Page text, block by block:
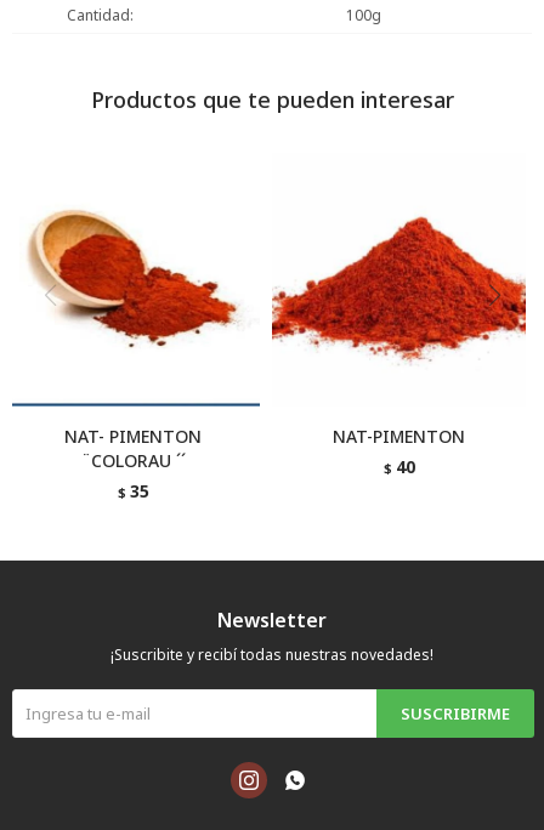
Cantidad
100g
Productos que te pueden interesar
NAT- PIMENTON
¨COLORAU ´´
$ 35
NAT-PIMENTON
$ 40
Newsletter
¡Suscribite y recibí todas nuestras novedades!
SUSCRIBIRME
 